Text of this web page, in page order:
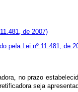
de 2007)
pela Lei nº 11.481, de
no prazo
seja